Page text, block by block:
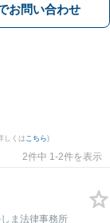
お問い合わせ
しくはこちら)
2件中 1-2件を表示
ま法律事務所